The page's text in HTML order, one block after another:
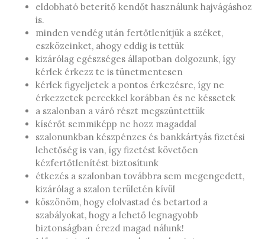
eldobható beterítő kendőt használunk hajvágáshoz
is.
minden vendég után fertőtlenítjük a széket,
eszközeinket, ahogy eddig is tettük
kizárólag egészséges állapotban dolgozunk, így
kérlek érkezz te is tünetmentesen
kérlek figyeljetek a pontos érkezésre, így ne
érkezzetek percekkel korábban és ne késsetek
a szalonban a váró részt megszüntettük
kísérőt semmiképp ne hozz magaddal
szalonunkban készpénzes és bankkártyás fizetési
lehetőség is van, így fizetést követően
kézfertőtlenítést biztosítunk
étkezés a szalonban továbbra sem megengedett,
kizárólag a szalon területén kívül
köszönöm, hogy elolvastad és betartod a
szabályokat, hogy a lehető legnagyobb
biztonságban érezd magad nálunk!